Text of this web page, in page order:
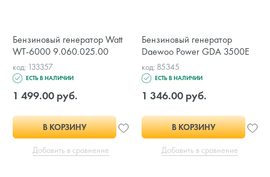
Бензиновый генератор Watt
WT-6000 9.060.025.00
код: 133357
ЕСТЬ В НАЛИЧИИ
1 499.00 руб.
В КОРЗИНУ
Добавить в сравнение
Бензиновый генератор
Daewoo Power GDA 3500E
код: 85345
ЕСТЬ В НАЛИЧИИ
1 346.00 руб.
В КОРЗИНУ
Добавить в сравнение